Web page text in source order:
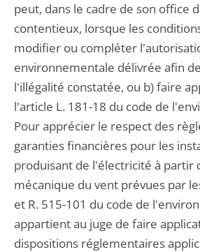
peut, dans le cadre de son office
contentieux, lorsque les
modifier ou compléter
environnementale délivrée afin
l'illégalité constatée, ou b) faire
l'article L. 181-18 du code de
Pour apprécier le respect des
garanties financières pour les
produisant de l'électricité à partir
mécanique du vent prévues par
et R. 515-101 du code de
appartient au juge de faire
dispositions réglementaires